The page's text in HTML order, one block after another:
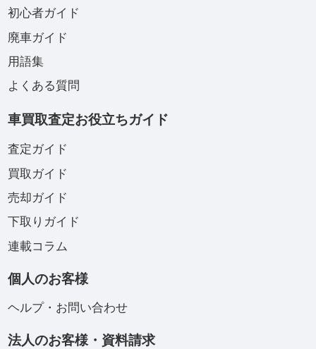
初心者ガイド
廃車ガイド
用語集
よくある質問
車買取査定お役立ちガイド
査定ガイド
買取ガイド
売却ガイド
下取りガイド
連載コラム
個人のお客様
ヘルプ・お問い合わせ
法人のお客様・資料請求